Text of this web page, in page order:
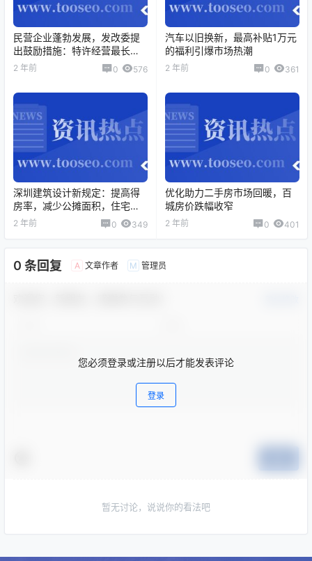
民营企业蓬勃发展，发改委提
出鼓励措施：特许经营最长期
限延长到40年
2 年前 0 576
汽车以旧换新，最高补贴1万元
的福利引爆市场热潮
2 年前 0 361
深圳建筑设计新规定：提高得
房率，减少公摊面积，住宅限
高150米
2 年前 0 349
优化助力二手房市场回暖，百
城房价跌幅收窄
2 年前 0 401
0 条回复 A 文章作者 M 管理员
您必须登录或注册以后才能发表评论
登录
暂无讨论，说说你的看法吧